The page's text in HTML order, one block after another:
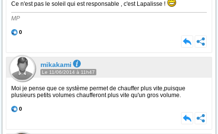
Ce n'est pas le soleil qui est responsable , c'est Lapalisse !
MP
0
mikakami
Le 11/06/2014 à 11h47
Moi je pense que ce système permet de chauffer plus vite,puisque
plusieurs petits volumes chaufferont plus vite qu'un gros volume.
0